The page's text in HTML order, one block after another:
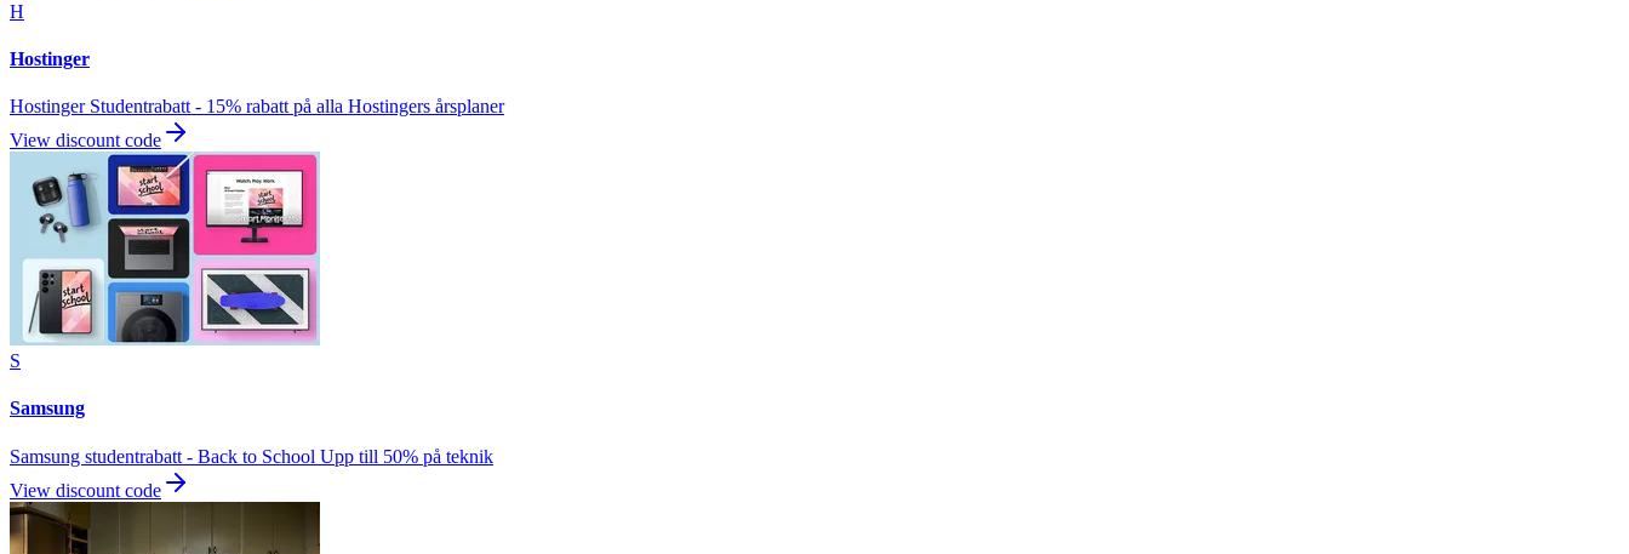
H
Hostinger
Hostinger Studentrabatt - 15% rabatt på alla Hostingers årsplaner
View discount code
S
Samsung
Samsung studentrabatt - Back to School Upp till 50% på teknik
View discount code